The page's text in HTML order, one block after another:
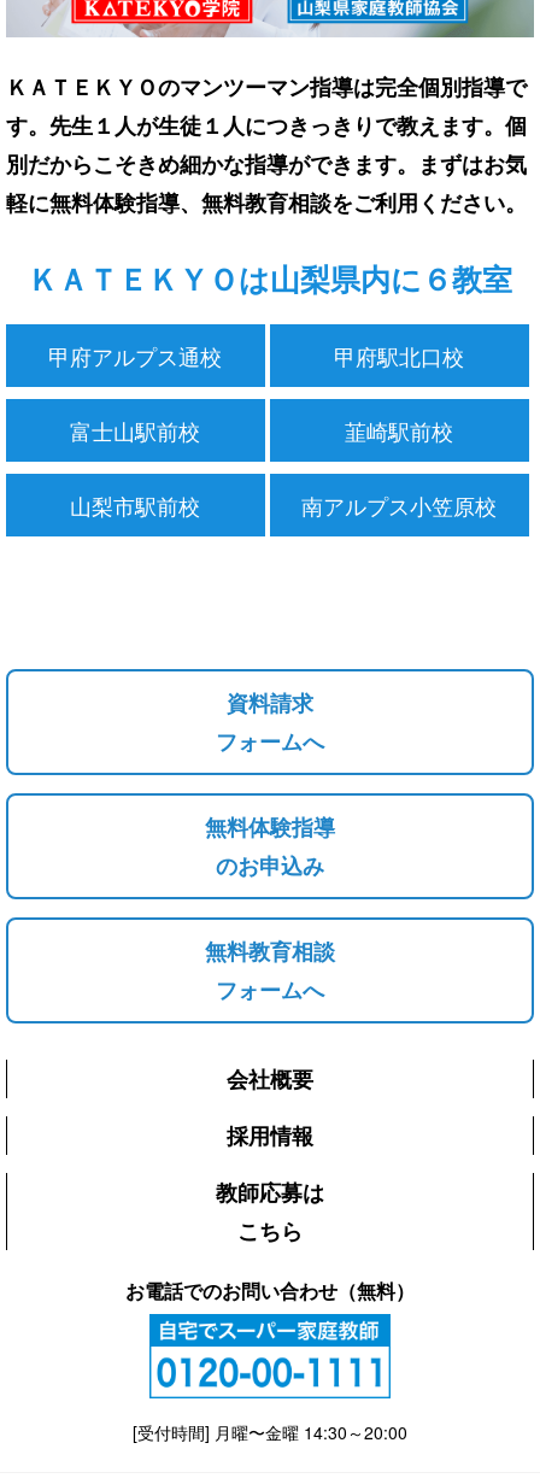
ＫＡＴＥＫＹＯのマンツーマン指導は完全個別指導で
す。先生１人が生徒１人につきっきりで教えます。個
別だからこそきめ細かな指導ができます。まずはお気
軽に無料体験指導、無料教育相談をご利用ください。
ＫＡＴＥＫＹＯは山梨県内に６教室
甲府アルプス通校 甲府駅北口校
富士山駅前校 韮崎駅前校
山梨市駅前校 南アルプス小笠原校
資料請求
フォームへ
無料体験指導
のお申込み
無料教育相談
フォームへ
会社概要
採用情報
教師応募は
こちら
お電話でのお問い合わせ（無料）
[受付時間] 月曜〜金曜 14:30～20:00